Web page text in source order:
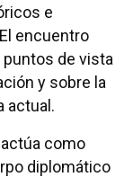
e
encuentro
de vista
y sobre la
actual.
como
diplomático